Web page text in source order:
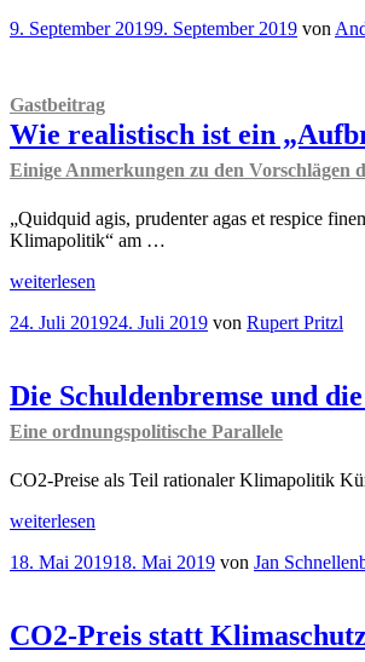
Emissionshandel
Steuer!
“
und
Geht
das
zusammen?“
Veröffentlicht
9. September 20199. September 2019 von
Gastbeitrag
Wie realistisch ist ein
Einige Anmerkungen zu den Vorschlägen
„Quidquid agis, prudenter agas et respice
Klimapolitik“ am …
„Gastbeitrag
realistisch
„Aufbruch
zu
einer
Klimapolitik“
Deutschland?
Anmerkungen
Vorschlägen
des
weiterlesen
Veröffentlicht
24. Juli 201924. Juli 2019 von Rupert Pritzl
Die Schuldenbremse und
Eine ordnungspolitische Parallele
CO2-Preise als Teil rationaler Klimapolitik
„Die
und
Steuer
Eine
weiterlesen
Veröffentlicht
18. Mai 201918. Mai 2019 von Jan
CO2-Preis statt